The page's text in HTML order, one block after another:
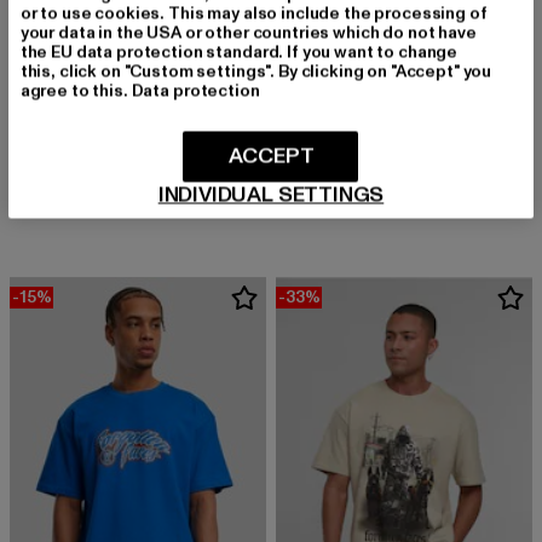
Derzeitiger Preis: 24,79 EUR
39,99 EURAktionspreis: 39,99 EUR
FORGOTTEN FACES
18,80 EUR
Derzeitiger Preis: 18,80 EUR
39,99 EUR
-15% -33%
or to use cookies. This may also include the processing of
your data in the USA or other countries which do not have
the EU data protection standard. If you want to change
this, click on "Custom settings". By clicking on "Accept" you
agree to this. Data protection
INDIVIDUAL SETTINGS
ACCEPT